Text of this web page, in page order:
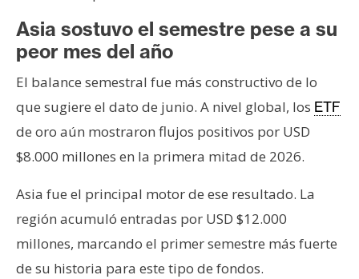
Asia sostuvo el semestre pese a su
peor mes del año
El balance semestral fue más constructivo de lo
que sugiere el dato de junio. A nivel global, los ETF
de oro aún mostraron flujos positivos por USD
$8.000 millones en la primera mitad de 2026.
Asia fue el principal motor de ese resultado. La
región acumuló entradas por USD $12.000
millones, marcando el primer semestre más fuerte
de su historia para este tipo de fondos.